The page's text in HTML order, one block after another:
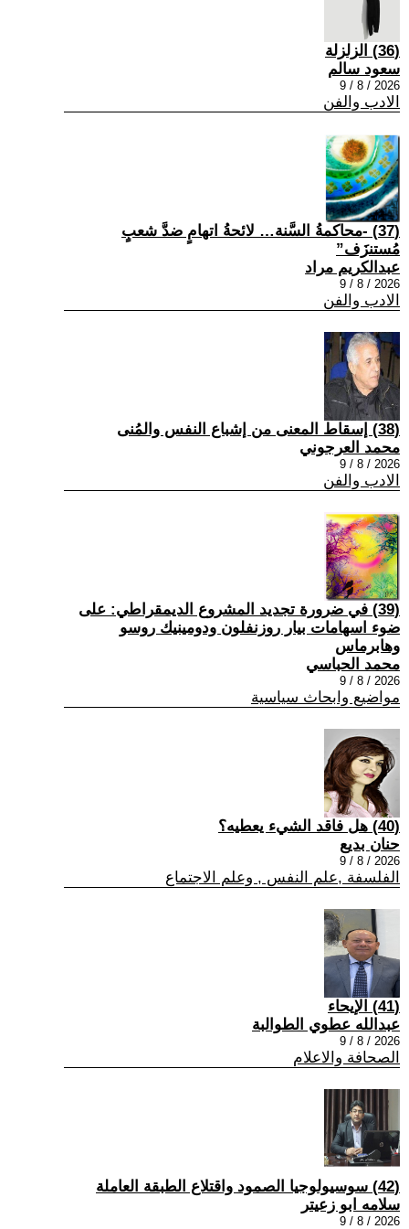
(36) الزلزلة
سعود سالم
2026 / 8 / 9
الادب والفن
(37) -محاكمةُ السَّنة… لائحةُ اتهامٍ ضدَّ شعبٍ
مُستنزَف”
عبدالكريم مراد
2026 / 8 / 9
الادب والفن
(38) إسقاط المعنى من إشباع النفس والمُنى
محمد العرجوني
2026 / 8 / 9
الادب والفن
(39) في ضرورة تجديد المشروع الديمقراطي: على
ضوء اسهامات بيار روزنفلون ودومينيك روسو
وهابرماس
محمد الحباسي
2026 / 8 / 9
مواضيع وابحاث سياسية
(40) هل فاقد الشيء يعطيه؟
حنان بديع
2026 / 8 / 9
الفلسفة ,علم النفس , وعلم الاجتماع
(41) الإيحاء
عبدالله عطوي الطوالبة
2026 / 8 / 9
الصحافة والاعلام
(42) سوسيولوجيا الصمود واقتلاع الطبقة العاملة
سلامه ابو زعيتر
2026 / 8 / 9